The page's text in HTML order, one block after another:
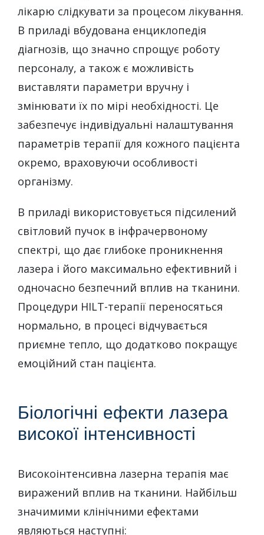
лікарю слідкувати за процесом лікування.
В приладі вбудована енциклопедія
діагнозів, що значно спрощує роботу
персоналу, а також є можливість
виставляти параметри вручну і
змінювати їх по мірі необхідності. Це
забезпечує індивідуальні налаштування
параметрів терапії для кожного пацієнта
окремо, враховуючи особливості
організму.
В приладі використовується підсилений
світловий пучок в інфрачервоному
спектрі, що дає глибоке проникнення
лазера і його максимально ефективний і
одночасно безпечний вплив на тканини.
Процедури HILT-терапії переносяться
нормально, в процесі відчувається
приємне тепло, що додатково покращує
емоційний стан пацієнта.
Біологічні ефекти лазера
високої інтенсивності
Високоінтенсивна лазерна терапія має
виражений вплив на тканини. Найбільш
значимими клінічними ефектами
являються наступні: